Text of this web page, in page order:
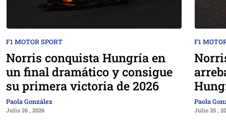
F1 MOTOR SPORT
Norris conquista Hungría en
un final dramático y consigue
su primera victoria de 2026
Paola González
Julio 26 , 2026
F1
Paola
Julio 25 ,